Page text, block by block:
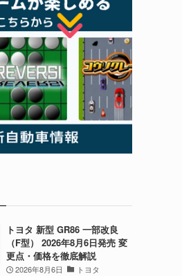
トヨタ 新型 GR86 一部改良
（F型） 2026年8月6日発売 変
更点・価格を徹底解説
2026年8月6日 トヨタ